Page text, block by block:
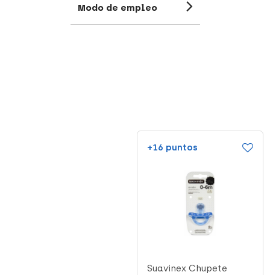
Modo de empleo
+16 puntos
Suavinex Chupete